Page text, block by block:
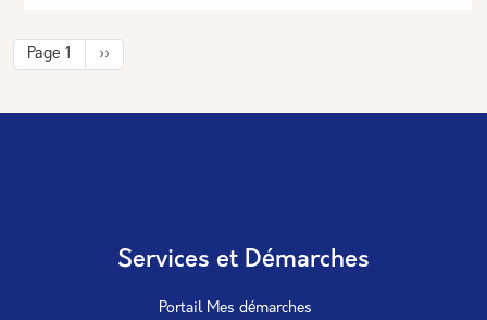
Pagination
Page 1 Page suivante
››
Services et Démarches
Portail Mes démarches